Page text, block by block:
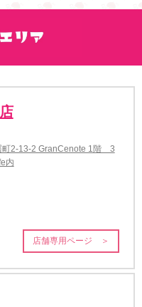
町2-13-2 GranCenote 1階 3
内
店舗専用ページ ＞